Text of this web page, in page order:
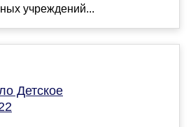
учреждений...
Детское